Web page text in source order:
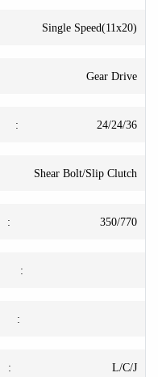
Single Speed(11x20)
Gear Drive
: 24/24/36
Shear Bolt/Slip Clutch
: 350/770
:
:
: L/C/J